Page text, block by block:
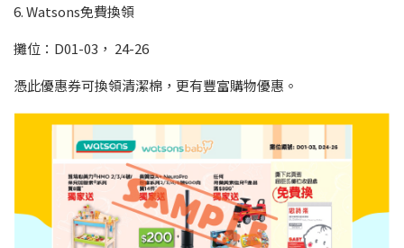
6. Watsons免費換領
攤位：D01-03， 24-26
憑此優惠券可換領清潔棉，更有豐富購物優惠。